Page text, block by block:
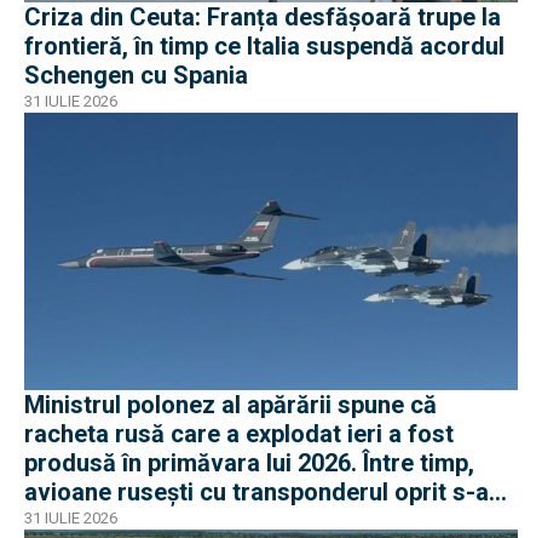
Criza din Ceuta: Franța desfășoară trupe la
frontieră, în timp ce Italia suspendă acordul
Schengen cu Spania
31 IULIE 2026
Ministrul polonez al apărării spune că
racheta rusă care a explodat ieri a fost
produsă în primăvara lui 2026. Între timp,
avioane rusești cu transponderul oprit s-au
apropiat de frontiera Poloniei
31 IULIE 2026